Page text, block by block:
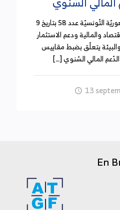
صدر بالرّائد الرّسمي للجمهوريّة التّونسيّة عدد 58 بتاريخ 9
وزير الاقتصاد والمالية ودعم الاستثمار
يتعلّق بضبط مقاييس
المالي السّنوي […]
13
En